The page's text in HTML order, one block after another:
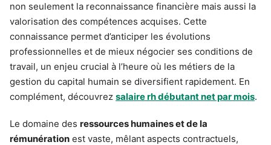
non seulement la reconnaissance financière mais aussi la
valorisation des compétences acquises. Cette
connaissance permet d’anticiper les évolutions
professionnelles et de mieux négocier ses conditions de
travail, un enjeu crucial à l’heure où les métiers de la
gestion du capital humain se diversifient rapidement. En
complément, découvrez salaire rh débutant net par mois.
Le domaine des ressources humaines et de la
rémunération est vaste, mêlant aspects contractuels,